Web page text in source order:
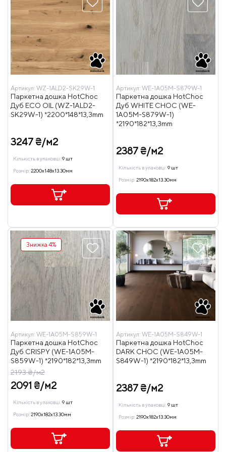
Артикул: WZ-1ALD2-SK29W-1
Паркетна дошка HotChoc
Дуб ECO OIL (WZ-1ALD2-
SK29W-1) *2200*148*13,3mm
3247 ₴/м2
Кількість в упаковці:9 шт
Розмір:2200x148x13.30мм
Артикул: WE-1A05M-S879W-1
Паркетна дошка HotChoc
Дуб WHITE CHOC (WE-
1A05M-S879W-1)
*2190*182*13,3mm
2387 ₴/м2
Кількість в упаковці:9 шт
Розмір:2190x182x13.30мм
Знижка 4%
Артикул: WE-1A05M-S859W-1
Паркетна дошка HotChoc
Дуб CRISPY (WE-1A05M-
S859W-1) *2190*182*13,3mm
2193 ₴/м2
2091 ₴/м2
Кількість в упаковці:9 шт
Розмір:2190x182x13.30мм
Артикул: WE-1A05M-S849W-1
Паркетна дошка HotChoc
DARK CHOC (WE-1A05M-
S849W-1) *2190*182*13,3mm
2387 ₴/м2
Кількість в упаковці:9 шт
Розмір:2190x182x13.30мм